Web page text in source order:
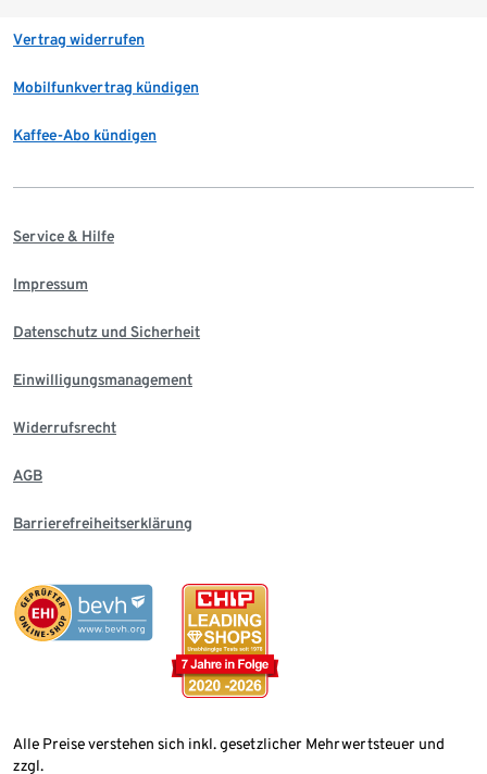
Vertrag widerrufen
Mobilfunkvertrag kündigen
Kaffee-Abo kündigen
Service & Hilfe
Impressum
Datenschutz und Sicherheit
Einwilligungsmanagement
Widerrufsrecht
AGB
Barrierefreiheitserklärung
Alle Preise verstehen sich inkl. gesetzlicher Mehrwertsteuer und
zzgl.